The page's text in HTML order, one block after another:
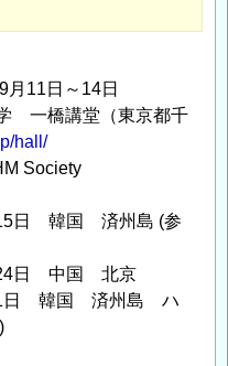
11日～14日
一橋講堂（東京都千
hall/
Society
15日 韓国 済州島 (参
24日 中国 北京
11日 韓国 済州島 ハ